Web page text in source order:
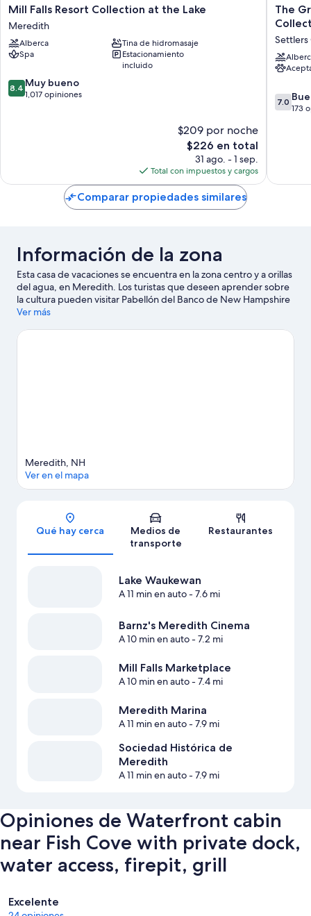
Mill
Falls
Resort
Collection
at
Lake
Meredith
Mill Falls Resort Collection at the Lake
Meredith
Alberca
Tina de hidromasaje
Spa
Estacionamiento
incluido
8.4
de
8.4 Muy bueno
1,017 opiniones
$209 por noche
El
precio
actual
es
de
$226
$226 en total
31 ago. - 1 sep.
Total con impuestos y cargos
The
Green
North
Conway,
an
Hotel
The
Settlers
7.0
de
7.0
173
Comparar propiedades similares
Información de la zona
Esta casa de vacaciones se encuentra en la zona centro y a orillas
del agua, en Meredith. Los turistas que deseen aprender sobre
la cultura pueden visitar Pabellón del Banco de New Hampshire
en Meadowbrook, mientras que aquellos que quieran apreciar
Lago Squam. También vale la pena conocer Teatro Interlakes
Ver más
Sección del mapa
Meredith, NH
Ver en el mapa
Qué hay cerca
Medios de
transporte
Restaurantes
Lake Waukewan
A 11 min en auto- 7.6 mi
Barnz's Meredith Cinema
A 10 min en auto- 7.2 mi
Mill Falls Marketplace
A 10 min en auto- 7.4 mi
Meredith Marina
A 11 min en auto- 7.9 mi
Sociedad Histórica de
Meredith
A 11 min en auto- 7.9 mi
Opiniones de Waterfront cabin
near Fish Cove with private dock,
water access, firepit, grill
Opiniones
Excelente